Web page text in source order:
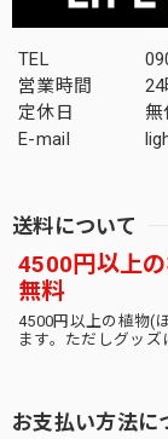
TEL
営業時間
24
定休日
無
E-mail
送料について
4500円以上
無料
4500円以上の植物(
ます。ただしグッズ
お支払い方法に